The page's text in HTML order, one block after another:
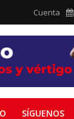
Cuenta
SÍGUENOS